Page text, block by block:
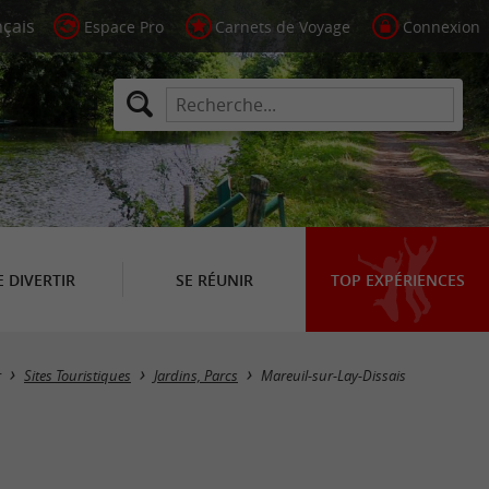
Espace Pro Carnets de Voyage Connexion
DIVERTIR SE RÉUNIR TOP EXPÉRIENCES
Masquer la carte
Sites Touristiques Jardins, Parcs Mareuil-sur-Lay-Dissais